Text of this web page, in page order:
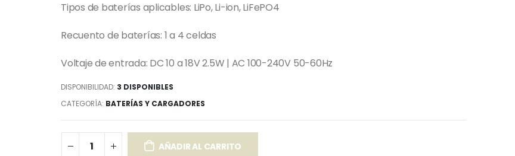
Tipos de baterías aplicables: LiPo, Li-ion, LiFePO4
Recuento de baterías: 1 a 4 celdas
Voltaje de entrada: DC 10 a 18V 2.5W | AC 100-240V 50-60Hz
DISPONIBILIDAD: 3 DISPONIBLES
CATEGORÍA: BATERÍAS Y CARGADORES
AÑADIR AL CARRITO